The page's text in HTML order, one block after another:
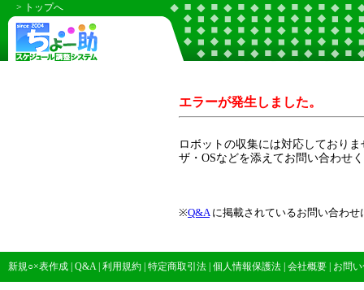
> トップへ
エラーが発生しました。
ロボットの収集には対応しており
ザ・OSなどを添えてお問い合わせ
※Q&A に掲載されているお問い合わ
新規○×表作成 | Q&A | 利用規約 | 特定商取引法 | 個人情報保護法 | 会社概要 | お問